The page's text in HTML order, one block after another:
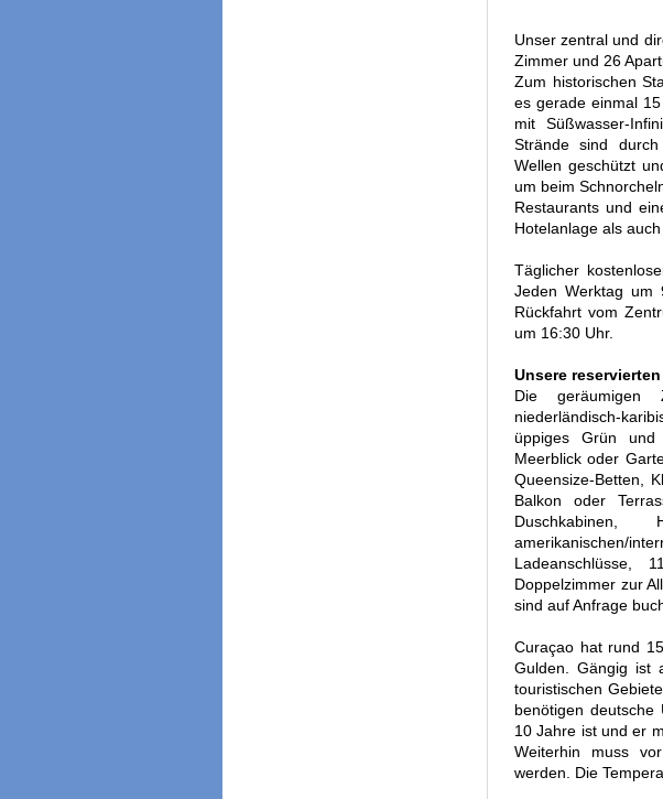
Unser zentral und
Zimmer und 26
Zum historischen
es gerade einmal
mit Süßwasser-
Strände sind
Wellen geschützt
um beim
Restaurants und
Hotelanlage als
Täglicher
Jeden Werktag
Rückfahrt vom
um 16:30 Uhr.
Unsere
Die geräumigen
niederländisch-
üppiges Grün und
Meerblick oder
Queensize-Betten,
Balkon oder
Duschkabinen,
Ladeanschlüsse,
Doppelzimmer zur
sind auf Anfrage
Curaçao hat rund
Gulden. Gängig ist
touristischen
benötigen
10 Jahre ist und er
Weiterhin muss
werden. Die